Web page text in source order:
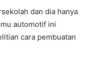
dan dia hanya
automotif ini
cara pembuatan